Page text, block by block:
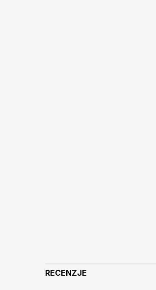
RECENZJE